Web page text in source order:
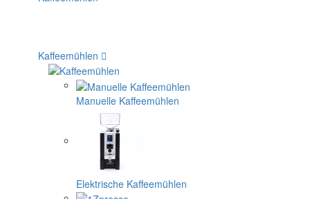
Kaffeemühlen
Manuelle Kaffeemühlen
Elektrische Kaffeemühlen